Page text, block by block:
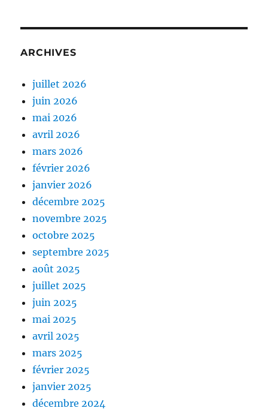
ARCHIVES
juillet 2026
juin 2026
mai 2026
avril 2026
mars 2026
février 2026
janvier 2026
décembre 2025
novembre 2025
octobre 2025
septembre 2025
août 2025
juillet 2025
juin 2025
mai 2025
avril 2025
mars 2025
février 2025
janvier 2025
décembre 2024